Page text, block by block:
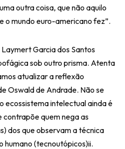
outra coisa, que não aquilo
o mundo euro-americano fez”.
Garcia dos Santos
sob outro prisma. Atenta
atualizar a reflexão
Oswald de Andrade. Não se
ecossistema intelectual ainda é
contrapõe quem nega as
dos que observam a técnica
humano (tecnoutópicos)ii.